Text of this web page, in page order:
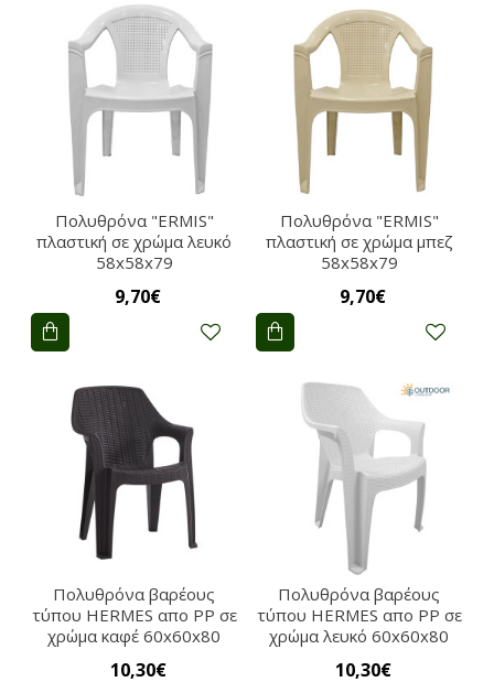
Πολυθρόνα "ERMIS"
πλαστική σε χρώμα λευκό
58x58x79
9,70€
Πολυθρόνα "ERMIS"
πλαστική σε χρώμα μπεζ
58x58x79
9,70€
Πολυθρόνα βαρέους
τύπου HERMES απο PP σε
χρώμα καφέ 60x60x80
10,30€
Πολυθρόνα βαρέους
τύπου HERMES απο PP σε
χρώμα λευκό 60x60x80
10,30€